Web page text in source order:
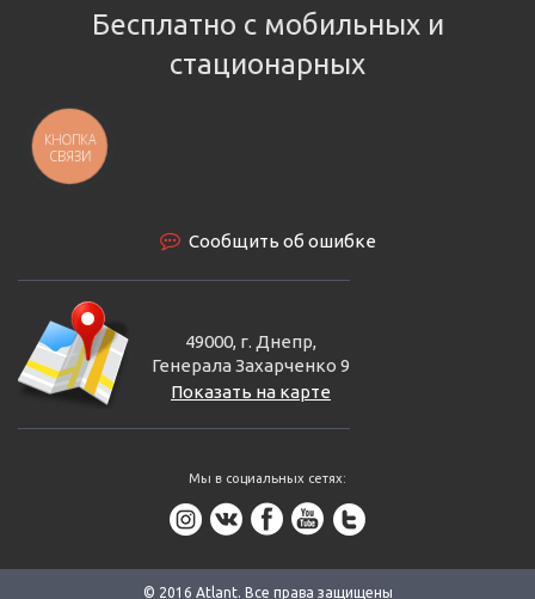
Бесплатно с мобильных и
стационарных
Сообщить об ошибке
49000, г. Днепр,
Генерала Захарченко 9
Показать на карте
Мы в социальных сетях:
© 2016 Аtlant. Все права защищены
КНОПКА
СВЯЗИ